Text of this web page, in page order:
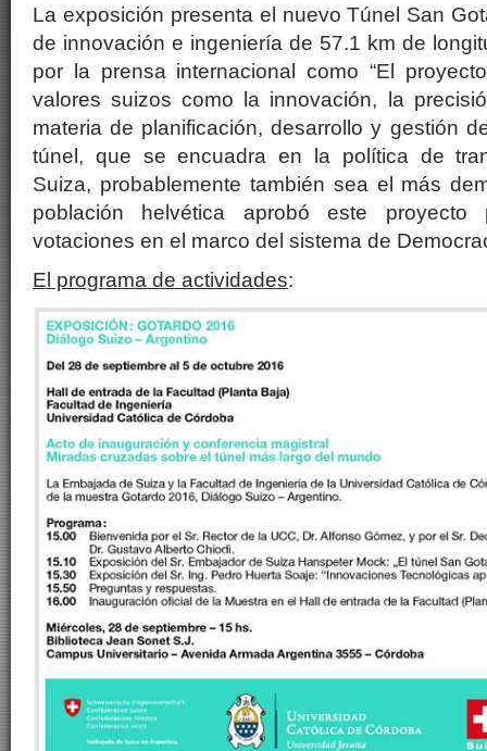
La exposición presenta el nuevo Túnel San
de innovación e ingeniería de 57.1 km de
por la prensa internacional como “El
valores suizos como la innovación, la
materia de planificación, desarrollo y gestión
túnel, que se encuadra en la política de
Suiza, probablemente también sea el más
población helvética aprobó este
votaciones en el marco del sistema de
El programa de actividades: